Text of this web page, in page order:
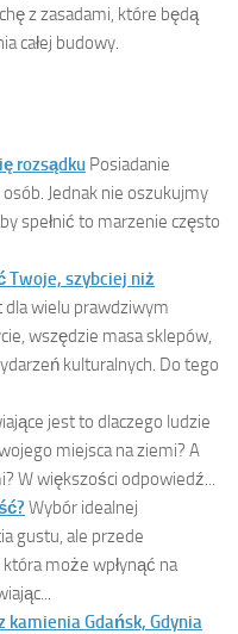
z zasadami, które będą
całej budowy.
rozsądku Posiadanie
Jednak nie oszukujmy
spełnić to marzenie często
Twoje, szybciej niż
wielu prawdziwym
wszędzie masa sklepów,
kulturalnych. Do tego
jest to dlaczego ludzie
miejsca na ziemi? A
W większości odpowiedź...
Wybór idealnej
gustu, ale przede
może wpłynąć na
Gdańsk, Gdynia